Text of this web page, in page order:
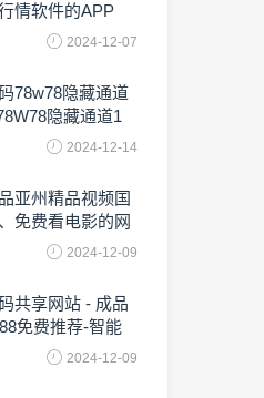
情软件的APP
2024-12-07
78w78隐藏通道
隐藏通道1
乡村振兴注入新
2024-12-14
亚州精品视频国
免费看电影的网
2024-12-09
共享网站 - 成品
免费推荐-智能
与机遇!2024-12-09